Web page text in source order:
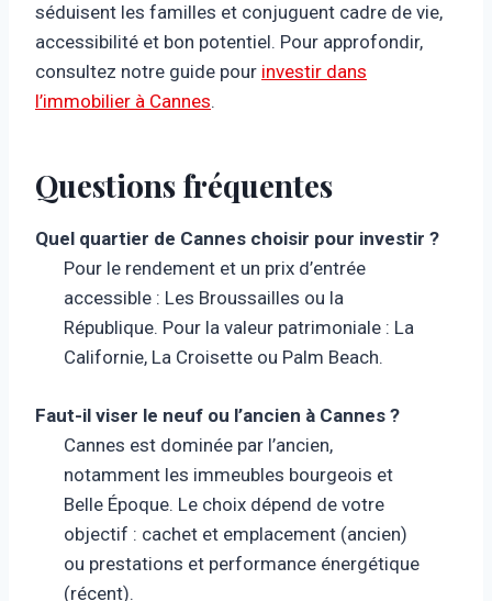
séduisent les familles et conjuguent cadre de vie,
accessibilité et bon potentiel. Pour approfondir,
consultez notre guide pour investir dans
l’immobilier à Cannes.
Questions fréquentes
Quel quartier de Cannes choisir pour investir ?
Pour le rendement et un prix d’entrée
accessible : Les Broussailles ou la
République. Pour la valeur patrimoniale : La
Californie, La Croisette ou Palm Beach.
Faut-il viser le neuf ou l’ancien à Cannes ?
Cannes est dominée par l’ancien,
notamment les immeubles bourgeois et
Belle Époque. Le choix dépend de votre
objectif : cachet et emplacement (ancien)
ou prestations et performance énergétique
(récent).